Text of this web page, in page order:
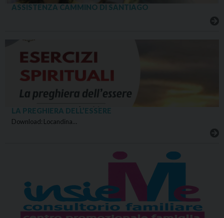
ASSISTENZA CAMMINO DI SANTIAGO
LA PREGHIERA DELL’ESSERE
Download: Locandina…